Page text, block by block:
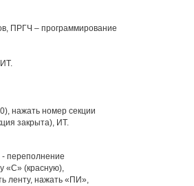
ПРГЧ – программирование
нажать номер секции
закрыта), ИТ.
переполнение
«С» (красную),
ленту, нажать «ПИ»,